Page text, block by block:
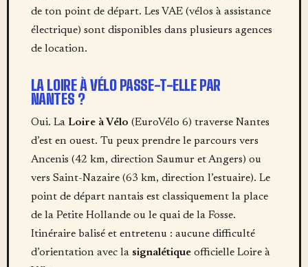
de ton point de départ. Les VAE (vélos à assistance
électrique) sont disponibles dans plusieurs agences
de location.
LA LOIRE À VÉLO PASSE-T-ELLE PAR
NANTES ?
Oui. La Loire à Vélo (EuroVélo 6) traverse Nantes
d’est en ouest. Tu peux prendre le parcours vers
Ancenis (42 km, direction Saumur et Angers) ou
vers Saint-Nazaire (63 km, direction l’estuaire). Le
point de départ nantais est classiquement la place
de la Petite Hollande ou le quai de la Fosse.
Itinéraire balisé et entretenu : aucune difficulté
d’orientation avec la signalétiqueofficielle Loire à